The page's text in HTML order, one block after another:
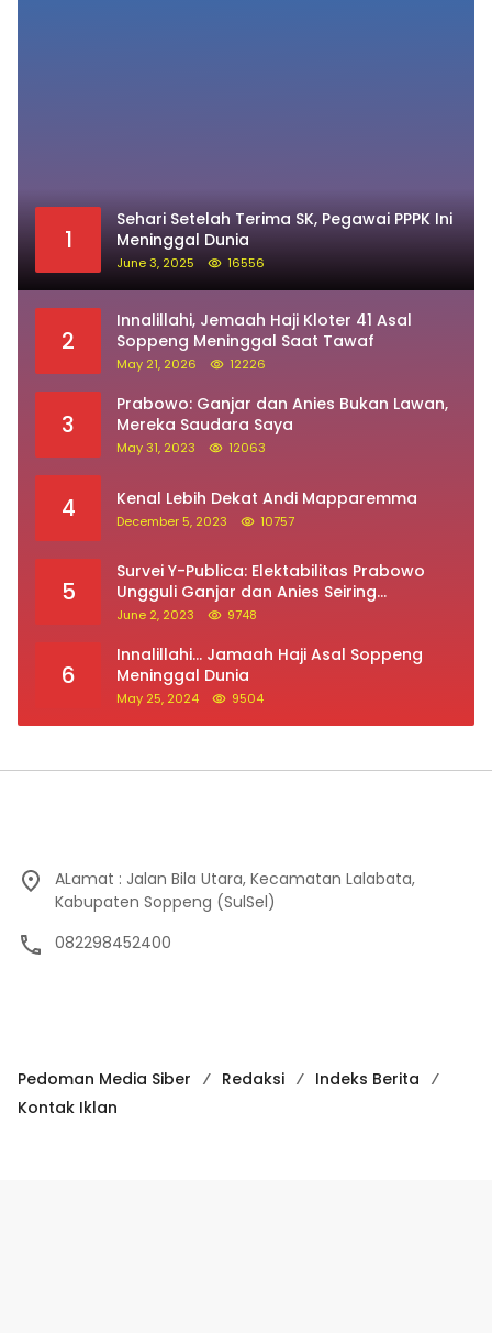
1
Sehari Setelah Terima SK, Pegawai PPPK Ini
Meninggal Dunia
June 3, 2025 16556
2
Innalillahi, Jemaah Haji Kloter 41 Asal
Soppeng Meninggal Saat Tawaf
May 21, 2026 12226
3
Prabowo: Ganjar dan Anies Bukan Lawan,
Mereka Saudara Saya
May 31, 2023 12063
4 Kenal Lebih Dekat Andi Mapparemma
December 5, 2023 10757
5
Survei Y-Publica: Elektabilitas Prabowo
Ungguli Ganjar dan Anies Seiring
Kepuasan Terhadap Jokowi Naik
June 2, 2023 9748
6
Innalillahi… Jamaah Haji Asal Soppeng
Meninggal Dunia
May 25, 2024 9504
ALamat : Jalan Bila Utara, Kecamatan Lalabata,
Kabupaten Soppeng (SulSel)
082298452400
Pedoman Media Siber Redaksi
Indeks Berita
Kontak Iklan